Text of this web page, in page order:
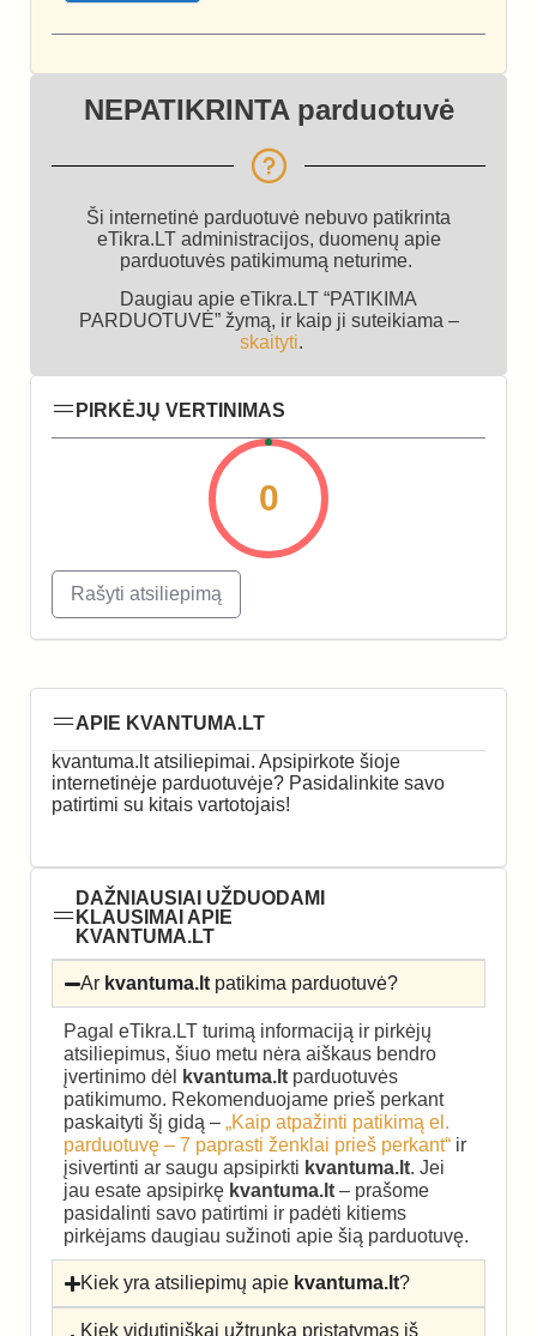
NEPATIKRINTA parduotuvė
Ši internetinė parduotuvė nebuvo patikrinta
eTikra.LT administracijos, duomenų apie
parduotuvės patikimumą neturime.
Daugiau apie eTikra.LT “PATIKIMA
PARDUOTUVĖ” žymą, ir kaip ji suteikiama –
skaityti.
PIRKĖJŲ VERTINIMAS
0
Rašyti atsiliepimą
APIE KVANTUMA.LT
kvantuma.lt atsiliepimai. Apsipirkote šioje
internetinėje parduotuvėje? Pasidalinkite savo
patirtimi su kitais vartotojais!
DAŽNIAUSIAI UŽDUODAMI
KLAUSIMAI APIE
KVANTUMA.LT
Ar kvantuma.lt patikima parduotuvė?
Pagal eTikra.LT turimą informaciją ir pirkėjų
atsiliepimus, šiuo metu nėra aiškaus bendro
įvertinimo dėl
kvantuma.lt parduotuvės
patikimumo. Rekomenduojame prieš perkant
paskaityti šį gidą – „Kaip atpažinti patikimą el.
parduotuvę – 7 paprasti ženklai prieš perkant“ ir
įsivertinti ar saugu apsipirkti kvantuma.lt. Jei
jau esate apsipirkę kvantuma.lt – prašome
pasidalinti savo patirtimi ir padėti kitiems
pirkėjams daugiau sužinoti apie šią parduotuvę.
Kiek yra atsiliepimų apie kvantuma.lt?
Kiek vidutiniškai užtrunka pristatymas iš